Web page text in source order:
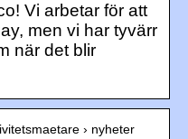
Vi arbetar för att
men vi har tyvärr
när det blir
› nyheter